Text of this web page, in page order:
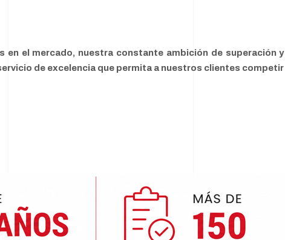
en el mercado, nuestra constante ambición de
de excelencia que permita a nuestros clientes